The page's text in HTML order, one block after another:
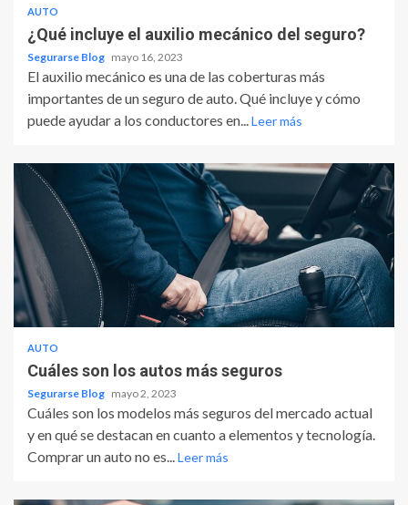
AUTO
¿Qué incluye el auxilio mecánico del seguro?
Segurarse Blog mayo 16, 2023
El auxilio mecánico es una de las coberturas más
importantes de un seguro de auto. Qué incluye y cómo
puede ayudar a los conductores en...Leer más
AUTO
Cuáles son los autos más seguros
Segurarse Blog mayo 2, 2023
Cuáles son los modelos más seguros del mercado actual
y en qué se destacan en cuanto a elementos y tecnología.
Comprar un auto no es...Leer más